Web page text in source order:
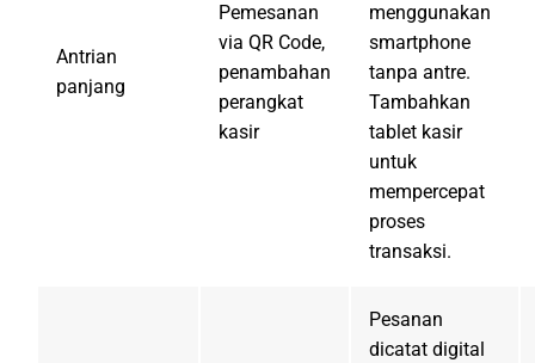
Antrian
panjang
Pemesanan
via QR Code,
penambahan
perangkat
kasir
menggunakan
smartphone
tanpa antre.
Tambahkan
tablet kasir
untuk
mempercepat
proses
transaksi.
Pesanan
dicatat digital